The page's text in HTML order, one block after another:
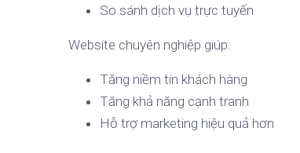
So sánh dịch vụ trực tuyến
Website chuyên nghiệp giúp:
Tăng niềm tin khách hàng
Tăng khả năng cạnh tranh
Hỗ trợ marketing hiệu quả hơn